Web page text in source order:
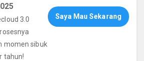
3.0
momen sibuk
tahun!
Saya Mau Sekarang